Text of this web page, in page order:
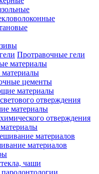
Протравочные гели
цементы
материалы
отверждения
материалы
отверждения
материалов
чаши